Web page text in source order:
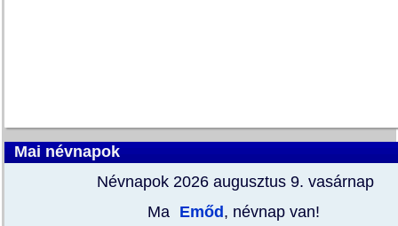
Mai névnapok
Névnapok 2026 augusztus 9. vasárnap
Ma Emőd , névnap van!